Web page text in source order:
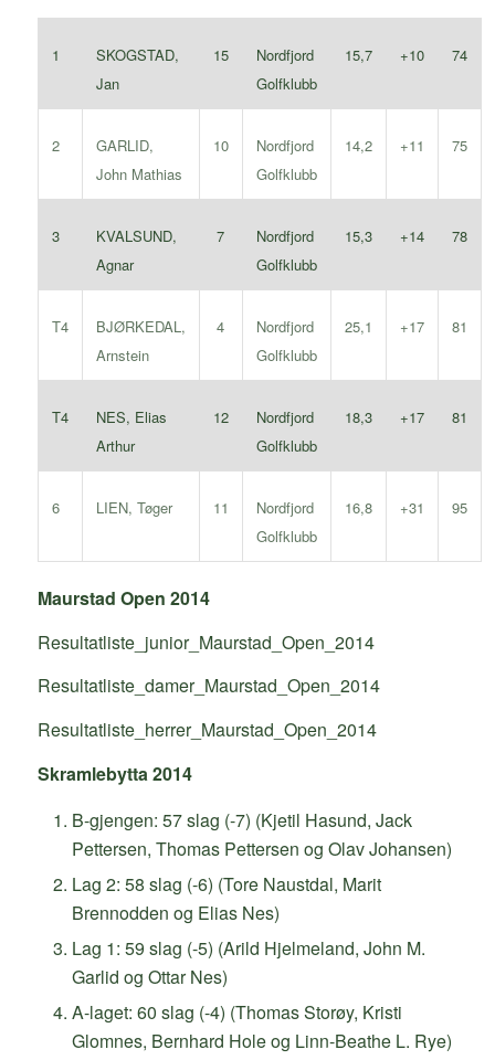
1
SKOGSTAD,
Jan
15
Nordfjord
Golfklubb
15,7 +10 74
2
GARLID,
John Mathias
10
Nordfjord
Golfklubb
14,2 +11 75
3
KVALSUND,
Agnar
7
Nordfjord
Golfklubb
15,3 +14 78
T4
BJØRKEDAL,
Arnstein
4
Nordfjord
Golfklubb
25,1 +17 81
T4
NES, Elias
Arthur
12
Nordfjord
Golfklubb
18,3 +17 81
6 LIEN, Tøger 11
Nordfjord
Golfklubb
16,8 +31 95
Maurstad Open 2014
Resultatliste_junior_Maurstad_Open_2014
Resultatliste_damer_Maurstad_Open_2014
Resultatliste_herrer_Maurstad_Open_2014
Skramlebytta 2014
B-gjengen: 57 slag (-7) (Kjetil Hasund, Jack
Pettersen, Thomas Pettersen og Olav Johansen)
Lag 2: 58 slag (-6) (Tore Naustdal, Marit
Brennodden og Elias Nes)
Lag 1: 59 slag (-5) (Arild Hjelmeland, John M.
Garlid og Ottar Nes)
A-laget: 60 slag (-4) (Thomas Storøy, Kristi
Glomnes, Bernhard Hole og Linn-Beathe L. Rye)